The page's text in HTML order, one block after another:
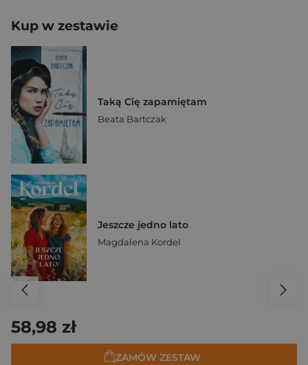
Kup w zestawie
Taką Cię zapamiętam
Beata Bartczak
Jeszcze jedno lato
Magdalena Kordel
58,98 zł
ZAMÓW ZESTAW